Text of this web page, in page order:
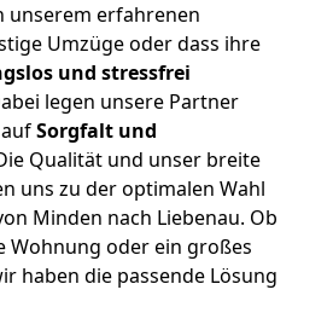
unserem erfahrenen
Umzüge oder dass ihre
und stressfrei
legen unsere Partner
Sorgfalt und
Qualität und unser breite
uns zu der optimalen Wahl
Minden nach Liebenau. Ob
Wohnung oder ein großes
haben die passende Lösung